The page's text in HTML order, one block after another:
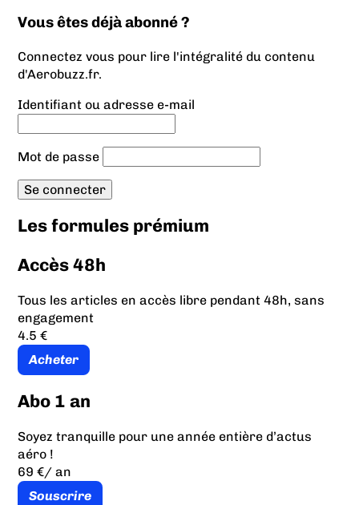
Vous êtes déjà abonné ?
Connectez vous pour lire l'intégralité du contenu
d'Aerobuzz.fr.
Identifiant ou adresse e-mail
Mot de passe
Les formules prémium
Accès 48h
Tous les articles en accès libre pendant 48h, sans
engagement
4.5 €
Acheter
Abo 1 an
Soyez tranquille pour une année entière d’actus
aéro !
69 €/ an
Souscrire